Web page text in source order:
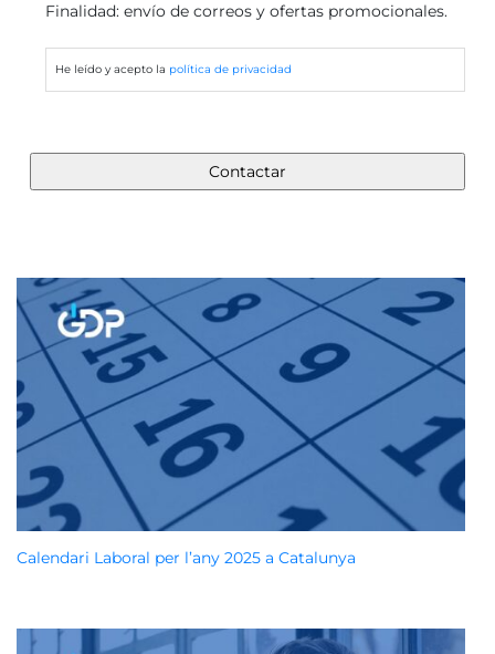
Finalidad: envío de correos y ofertas promocionales.
He leído y acepto la política de privacidad
Calendari Laboral per l’any 2025 a Catalunya